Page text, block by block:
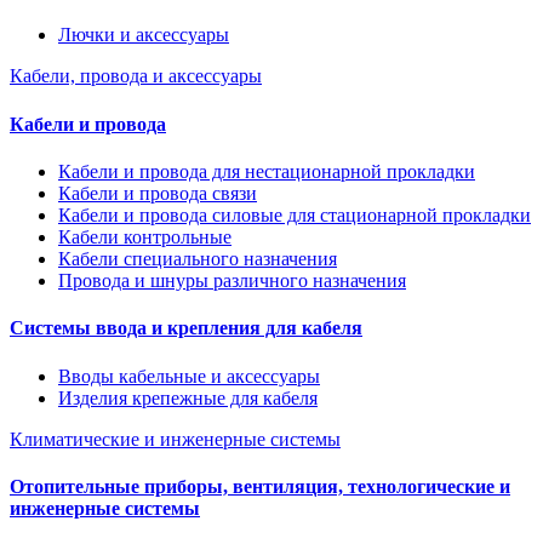
Лючки и аксессуары
Кабели, провода и аксессуары
Кабели и провода
Кабели и провода для нестационарной прокладки
Кабели и провода связи
Кабели и провода силовые для стационарной прокладки
Кабели контрольные
Кабели специального назначения
Провода и шнуры различного назначения
Системы ввода и крепления для кабеля
Вводы кабельные и аксессуары
Изделия крепежные для кабеля
Климатические и инженерные системы
Отопительные приборы, вентиляция, технологические и
инженерные системы